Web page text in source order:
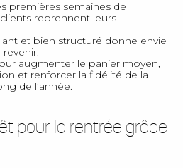
premières semaines de
reprennent leurs
et bien structuré donne envie
revenir.
augmenter le panier moyen,
et renforcer la fidélité de la
de l’année.
pour la rentrée grâce